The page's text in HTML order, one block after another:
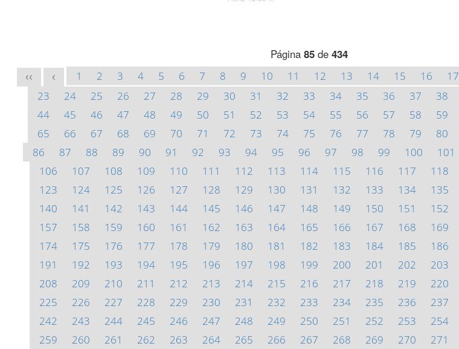
Página 85 de 434
<< < 1 2 3 4 5 6 7 8 9 10 11 12 13 14 15 16 17
23
24 25 26 27 28 29 30 31 32 33 34 35 36 37 38
44
45 46 47 48 49 50 51 52 53 54 55 56 57 58 59
65
66 67 68 69 70 71 72 73 74 75 76 77 78 79 80
86
87 88 89 90 91 92 93 94 95 96 97 98 99 100 101
106
107 108 109 110 111 112 113 114 115 116 117 118
123
124 125 126 127 128 129 130 131 132 133 134 135
140
141 142 143 144 145 146 147 148 149 150 151 152
157
158 159 160 161 162 163 164 165 166 167 168 169
174
175 176 177 178 179 180 181 182 183 184 185 186
191
192 193 194 195 196 197 198 199 200 201 202 203
208
209 210 211 212 213 214 215 216 217 218 219 220
225
226 227 228 229 230 231 232 233 234 235 236 237
242
243 244 245 246 247 248 249 250 251 252 253 254
259
260 261 262 263 264 265 266 267 268 269 270 271